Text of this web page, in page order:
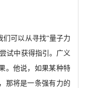
们可以从寻找“量子力
试中获得指引。广义
。他说，如果某种特
那将是一条强有力的